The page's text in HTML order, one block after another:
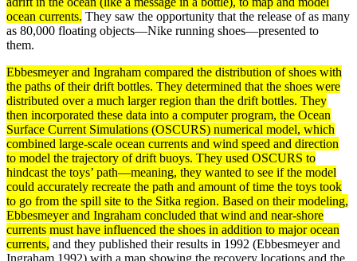
ocean currents. They saw the opportunity that the release of as many
as 80,000 floating objects—Nike running shoes—presented to
them.
Ebbesmeyer and Ingraham compared the distribution of shoes with
the paths of their drift bottles. They determined that the shoes were
distributed over a much larger region than the drift bottles. They
then incorporated these data into a computer program, the Ocean
Surface Current Simulations (OSCURS) numerical model, which
combined large-scale ocean currents and wind speed and direction
to model the trajectory of drift buoys. They used OSCURS to
hindcast the toys’ path—meaning, they wanted to see if the model
could accurately recreate the path and amount of time the toys took
to go from the spill site to the Sitka region. Based on their modeling,
Ebbesmeyer and Ingraham concluded that wind and near-shore
currents must have influenced the shoes in addition to major ocean
currents, and they published their results in 1992 (Ebbesmeyer and